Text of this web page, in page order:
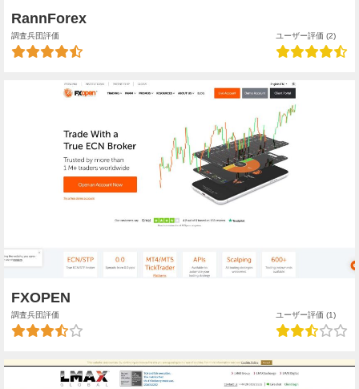
RannForex
調査兵団評価 ユーザー評価 (2)
FXOPEN
調査兵団評価 ユーザー評価 (1)